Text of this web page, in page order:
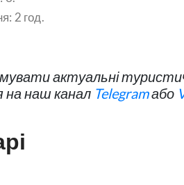
2 год.
актуальні
на наш канал Telegramабо